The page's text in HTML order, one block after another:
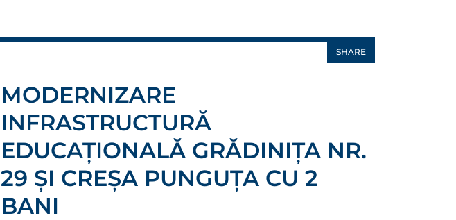
SHARE
MODERNIZARE
INFRASTRUCTURĂ
EDUCAŢIONALĂ GRĂDINIŢA NR.
29 ŞI CREŞA PUNGUŢA CU 2
BANI